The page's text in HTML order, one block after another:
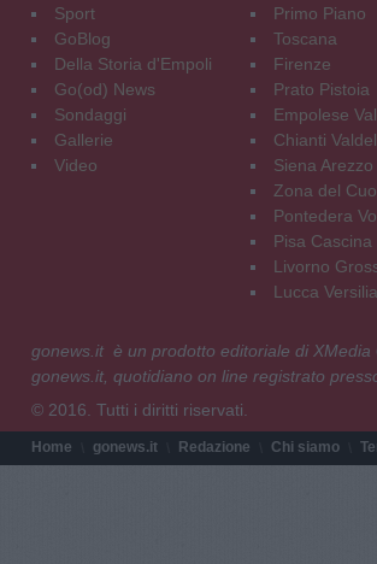
Sport
GoBlog
Della Storia d'Empoli
Go(od) News
Sondaggi
Gallerie
Video
Primo Piano
Toscana
Firenze
Prato Pistoia
Empolese
Chianti
Siena Arezzo
Zona del
Pontedera
Pisa Cascina
Livorno
Lucca Versilia
gonews.it è un prodotto editoriale di XMedia
gonews.it, quotidiano on line registrato
© 2016. Tutti i diritti riservati.
Home gonews.it Redazione Chi siamo